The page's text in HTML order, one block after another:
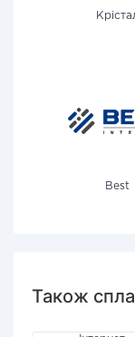
Best
Також